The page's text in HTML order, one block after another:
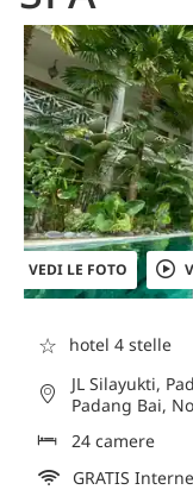
VEDI LE FOTO
☆
hotel 4 stelle
JL Silayukti,
Padang Bai,
24 camere
GRATIS